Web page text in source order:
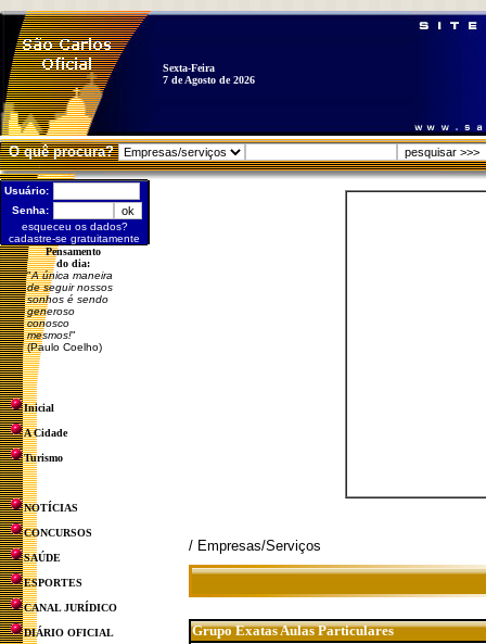
Sexta-Feira
7 de Agosto de 2026
O quê procura?
Usuário:
Senha:
esqueceu os dados?
cadastre-se gratuitamente
Pensamento
do dia:
"A única maneira
de seguir nossos
sonhos é sendo
generoso
conosco
mesmos!"
(Paulo Coelho)
Inicial
A Cidade
Turismo
NOTÍCIAS
CONCURSOS
SAÚDE
ESPORTES
CANAL JURÍDICO
DIÁRIO OFICIAL
/ Empresas/Serviços
Grupo Exatas Aulas Particulares